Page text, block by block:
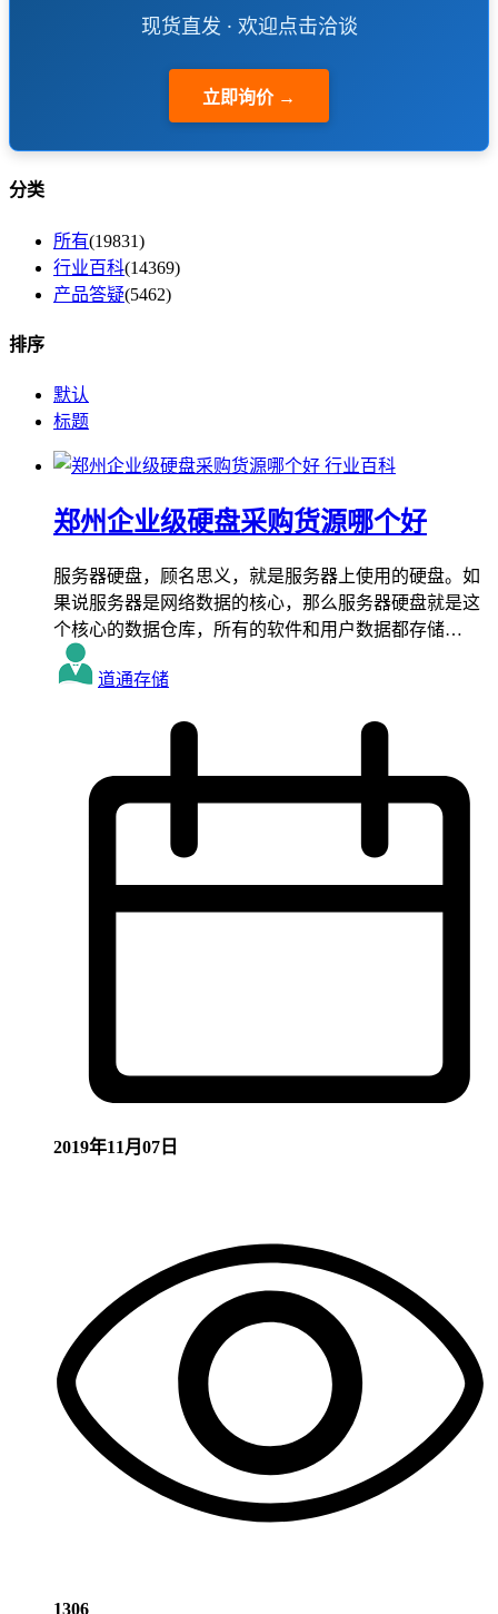
现货直发 · 欢迎点击洽谈
立即询价 →
分类
所有(19831)
行业百科(14369)
产品答疑(5462)
排序
默认
标题
行业百科
郑州企业级硬盘采购货源哪个好
服务器硬盘，顾名思义，就是服务器上使用的硬盘。如
果说服务器是网络数据的核心，那么服务器硬盘就是这
个核心的数据仓库，所有的软件和用户数据都存储…
道通存储
2019年11月07日
1306